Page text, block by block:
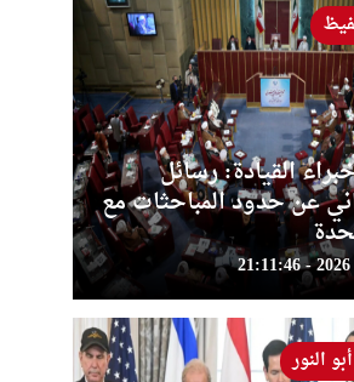
القيادة: رسائل
عن حدود المباحثات مع
النور